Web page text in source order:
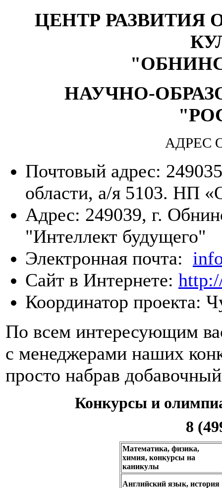
ЦЕНТР РАЗВИТИЯ
НАУЧНО-
АДРЕС
Почтовый адрес:
области, а/я 5103. НП
Адрес: 249039, г.
"Интеллект будущего"
Электронная почта:
Сайт в Интернете:
Координатор проекта:
По всем интересующим
с менеджерами наших
просто набрав
Конкурсы и
8
Математика, физика,
химия, конкурсы на
каникулы
Английский язык, история